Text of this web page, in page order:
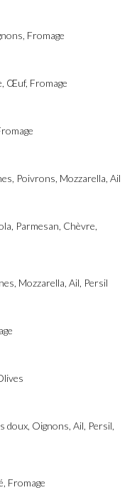
Fromage
Œuf, Fromage
Poivrons, Mozzarella, Ail
Mozzarella, Ail, Persil
Fromage